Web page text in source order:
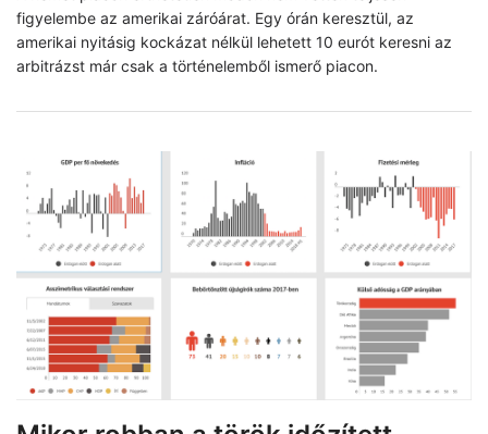
figyelembe az amerikai záróárat. Egy órán keresztül, az
amerikai nyitásig kockázat nélkül lehetett 10 eurót keresni az
arbitrázst már csak a történelemből ismerő piacon.